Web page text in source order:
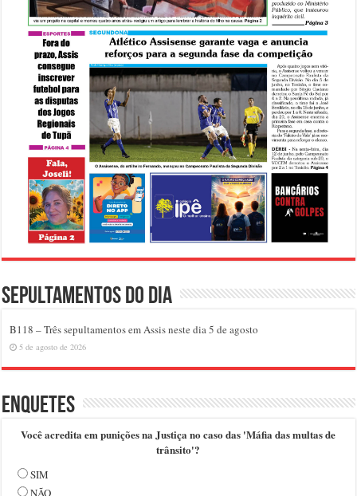
Sepultamentos do dia
B118 – Três sepultamentos em Assis neste dia 5 de agosto
5 de agosto de 2026
Enquetes
Você acredita em punições na Justiça no caso das 'Máfia das multas de
trânsito'?
SIM
NÃO